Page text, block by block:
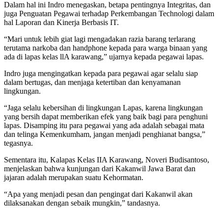
Dalam hal ini Indro menegaskan, betapa pentingnya Integritas, dan
juga Penguatan Pegawai terhadap Perkembangan Technologi dalam
hal Laporan dan Kinerja Berbasis IT.
“Mari untuk lebih giat lagi mengadakan razia barang terlarang
terutama narkoba dan handphone kepada para warga binaan yang
ada di lapas kelas llA karawang,” ujarnya kepada pegawai lapas.
Indro juga mengingatkan kepada para pegawai agar selalu siap
dalam bertugas, dan menjaga ketertiban dan kenyamanan
lingkungan.
“Jaga selalu kebersihan di lingkungan Lapas, karena lingkungan
yang bersih dapat memberikan efek yang baik bagi para penghuni
lapas. Disamping itu para pegawai yang ada adalah sebagai mata
dan telinga Kemenkumham, jangan menjadi penghianat bangsa,”
tegasnya.
Sementara itu, Kalapas Kelas IIA Karawang, Noveri Budisantoso,
menjelaskan bahwa kunjungan dari Kakanwil Jawa Barat dan
jajaran adalah merupakan suatu Kehormatan.
“Apa yang menjadi pesan dan pengingat dari Kakanwil akan
dilaksanakan dengan sebaik mungkin,” tandasnya.